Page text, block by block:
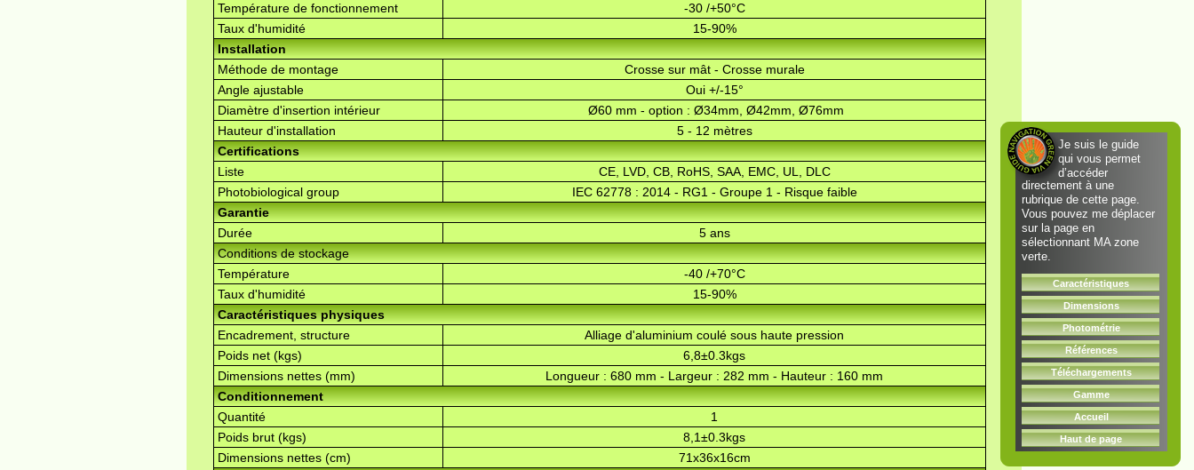
Température de fonctionnement
-30 /+50°C
Taux d'humidité
15-90%
Installation
Méthode de montage
Crosse sur mât - Crosse murale
Angle ajustable
Oui +/-15°
Diamètre d'insertion intérieur
Ø60 mm - option : Ø34mm, Ø42mm, Ø76mm
Hauteur d'installation
5 - 12 mètres
Certifications
Liste
CE, LVD, CB, RoHS, SAA, EMC, UL, DLC
Photobiological group
IEC 62778 : 2014 - RG1 - Groupe 1 - Risque faible
Garantie
Durée
5 ans
Conditions de stockage
Température
-40 /+70°C
Taux d'humidité
15-90%
Caractéristiques physiques
Encadrement, structure
Alliage d'aluminium coulé sous haute pression
Poids net (kgs)
6,8±0.3kgs
Dimensions nettes (mm)
Longueur : 680 mm - Largeur : 282 mm - Hauteur : 160 mm
Conditionnement
Quantité
1
Poids brut (kgs)
8,1±0.3kgs
Dimensions nettes (cm)
71x36x16cm
Je suis le guide
qui vous permet
d’accéder
directement à une
rubrique de cette page.
Vous pouvez me déplacer
sur la page en
sélectionnant MA zone
verte.
Caractéristiques
Dimensions
Photométrie
Références
Téléchargements
Gamme
Accueil
Haut de page